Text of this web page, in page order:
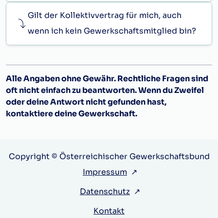
Im 3. Lehrjahr pro Monat
i)
Entschädigung für Pflichtpraktikanten
Gewährt der Dienstgeber dem
Dienstnehmer die volle freie Station
derselben, so sind die Sachbezüge mit den für
den Zweck des Steuerabzuges vom Arbeitslohn
und für Zwecke der Sozialversicherung jeweils
festgesetzten Sätze zu bewerten und vom
obiger Regelung zwischen dem Dienstgeber
und dem Dienstnehmer eine schriftliche
Leistungslohn getroffen werden.
Zeiteinheit bezogene einzubringende
Gilt der Kollektivvertrag für mich, auch
wenn ich kein Gewerkschaftsmitglied bin?
Alle Angaben ohne Gewähr. Rechtliche Fragen sind
oft nicht einfach zu beantworten. Wenn du Zweifel
oder deine Antwort nicht gefunden hast,
kontaktiere deine Gewerkschaft.
Copyright © Österreichischer Gewerkschaftsbund
Impressum ↗
Datenschutz ↗
Kontakt